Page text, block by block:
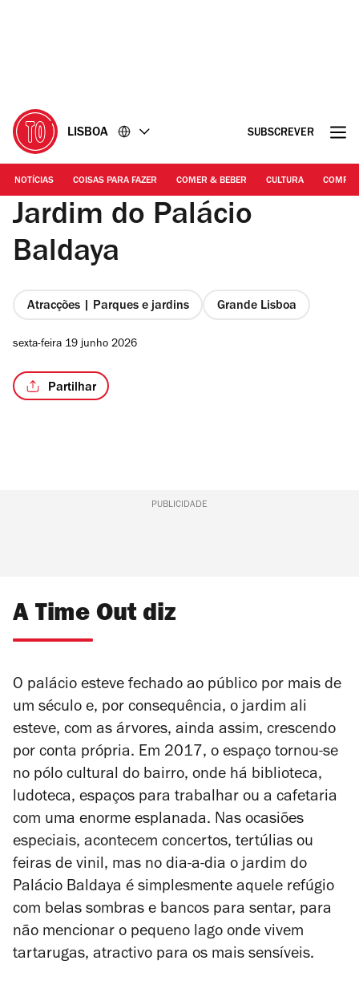
LISBOA SUBSCREVER
NOTÍCIAS COISAS PARA FAZER COMER & BEBER CULTURA
Jardim do Palácio
Baldaya
Atracções | Parques e jardins Grande Lisboa
sexta-feira 19 junho 2026
Partilhar
PUBLICIDADE
A Time Out diz
O palácio esteve fechado ao público por mais de
um século e, por consequência, o jardim ali
esteve, com as árvores, ainda assim, crescendo
por conta própria. Em 2017, o espaço tornou-se
no pólo cultural do bairro, onde há biblioteca,
ludoteca, espaços para trabalhar ou a cafetaria
com uma enorme esplanada. Nas ocasiões
especiais, acontecem concertos, tertúlias ou
feiras de vinil, mas no dia-a-dia o jardim do
Palácio Baldaya é simplesmente aquele refúgio
com belas sombras e bancos para sentar, para
não mencionar o pequeno lago onde vivem
tartarugas, atractivo para os mais sensíveis.